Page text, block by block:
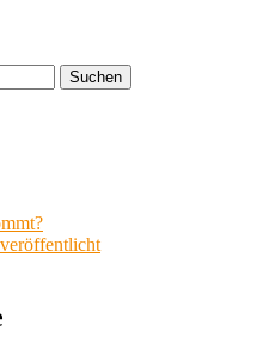
Suchen